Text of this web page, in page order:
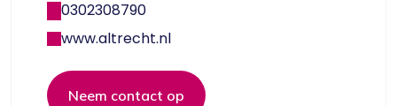
0302308790
www.altrecht.nl
Neem contact op